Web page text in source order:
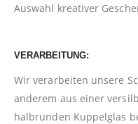
Auswahl kreativer
VERARBEITUNG:
Wir verarbeiten unsere
anderem aus einer
halbrunden Kuppelglas